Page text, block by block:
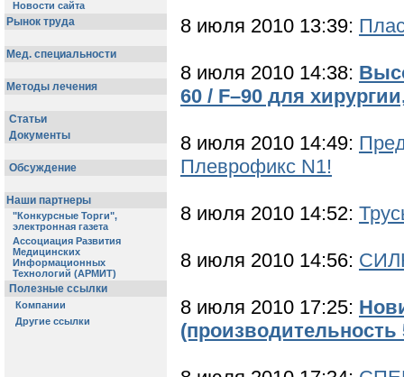
8 июля 2010 13:39:
8 июля 2010 14:38:
60 / F–90 для
8 июля 2010 14:49:
Плеврофикс N1!
8 июля 2010 14:52:
8 июля 2010 14:56:
8 июля 2010 17:25:
(производительность